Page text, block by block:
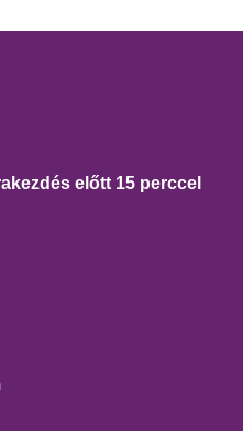
előtt 15 perccel